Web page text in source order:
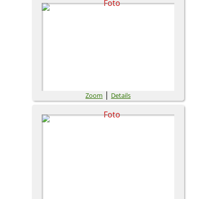
Zoom | Details